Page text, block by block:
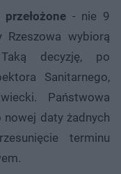
- nie 9
Rzeszowa wybiorą
decyzję, po
Sanitarnego,
Państwowa
nowej daty żadnych
terminu